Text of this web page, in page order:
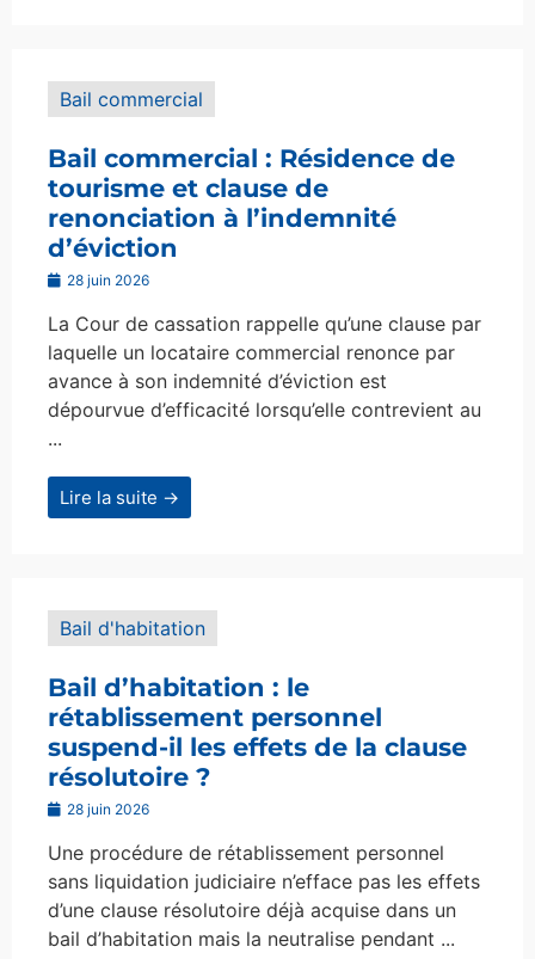
Bail commercial
Bail commercial : Résidence de
tourisme et clause de
renonciation à l’indemnité
d’éviction
28 juin 2026
La Cour de cassation rappelle qu’une clause par
laquelle un locataire commercial renonce par
avance à son indemnité d’éviction est
dépourvue d’efficacité lorsqu’elle contrevient au
...
Lire la suite →
Bail d'habitation
Bail d’habitation : le
rétablissement personnel
suspend-il les effets de la clause
résolutoire ?
28 juin 2026
Une procédure de rétablissement personnel
sans liquidation judiciaire n’efface pas les effets
d’une clause résolutoire déjà acquise dans un
bail d’habitation mais la neutralise pendant ...